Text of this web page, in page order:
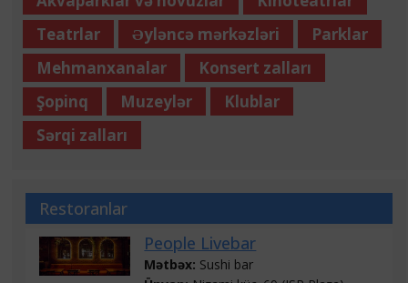
Teatrlar
Əyləncə mərkəzləri
Parklar
Mehmanxanalar
Konsert zalları
Şopinq
Muzeylər
Klublar
Sərqi zalları
Restoranlar
People Livebar
Mətbəx: Sushi bar